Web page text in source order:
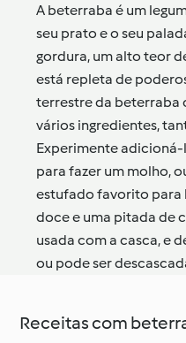
A beterraba é um
seu prato e o seu
gordura, um alto teor
está repleta de
terrestre da beterraba
vários ingredientes,
Experimente adicioná-
para fazer um molho,
estufado favorito para
doce e uma pitada de
usada com a casca, e
ou pode ser
Receitas com